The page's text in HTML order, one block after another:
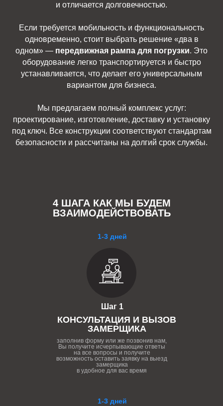
и отличается долговечностью.
Если требуется мобильность и функциональность
одновременно, стоит выбрать решение «два в
одном» — передвижная рампа для погрузки. Это
оборудование легко транспортируется и быстро
устанавливается, что делает его универсальным
вариантом для бизнеса.
Мы предлагаем полный комплекс услуг:
проектирование, изготовление, доставку и установку
под ключ. Все конструкции соответствуют стандартам
безопасности и рассчитаны на долгий срок службы.
4 ШАГА КАК МЫ БУДЕМ
ВЗАИМОДЕЙСТВОВАТЬ
1-3 дней
1-3 дней
Шаг 1
КОНСУЛЬТАЦИЯ И ВЫЗОВ
ЗАМЕРЩИКА
заполнив форму или же позвонив нам,
Вы получите исчерпывающие ответы
на все вопросы и получите
возможность оставить заявку на выезд
замерщика
в удобное для вас время